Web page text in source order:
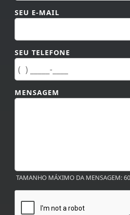
SEU E-MAIL
SEU TELEFONE
MENSAGEM
TAMANHO MÁXIMO DA MENSAGEM: